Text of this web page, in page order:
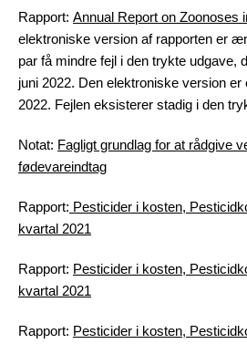
Rapport: Annual Report on Zoonoses
elektroniske version af rapporten er
par få mindre fejl i den trykte udgave,
juni 2022. Den elektroniske version er
2022. Fejlen eksisterer stadig i den
Notat: Fagligt grundlag for at rådgive
fødevareindtag
Rapport: Pesticider i kosten,
kvartal 2021
Rapport: Pesticider i kosten,
kvartal 2021
Rapport: Pesticider i kosten,